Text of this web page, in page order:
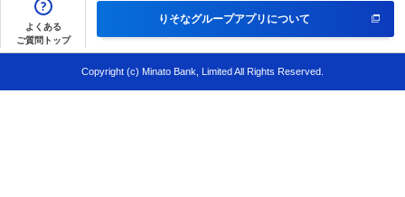
よくある
ご質問トップ
りそなグループアプリについて
Copyright (c) Minato Bank, Limited All Rights Reserved.